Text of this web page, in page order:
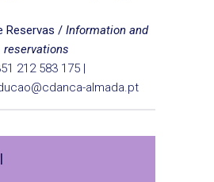
Reservas / Information and
reservations
212 583 175 |
almada.pt